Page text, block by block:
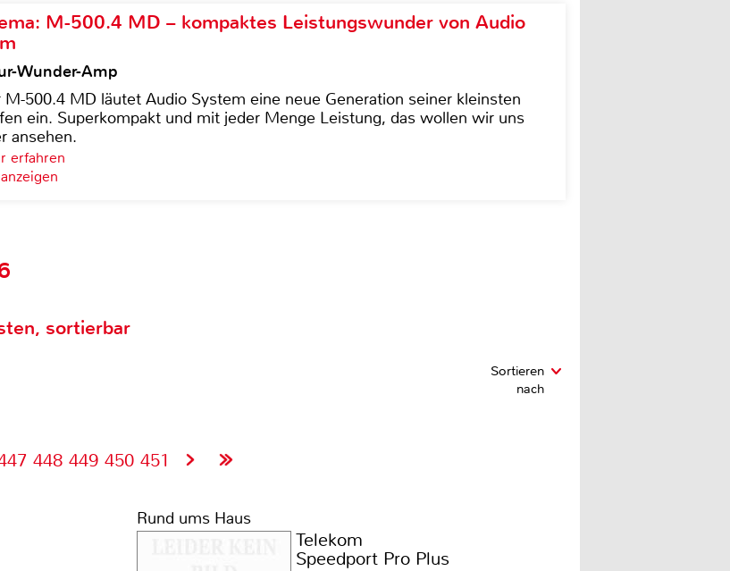
M-500.4 MD – kompaktes Leistungswunder von Audio
Wunder-Amp
500.4 MD läutet Audio System eine neue Generation seiner kleinsten
ein. Superkompakt und mit jeder Menge Leistung, das wollen wir uns
ansehen.
erfahren
sortierbar
Sortieren
nach
448 449 450 451
Rund ums Haus
Telekom
Speedport Pro Plus